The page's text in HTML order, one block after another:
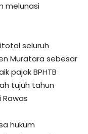
melunasi
seluruh
Muratara sebesar
pajak BPHTB
tujuh tahun
hukum